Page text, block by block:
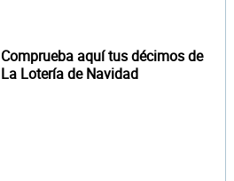
Comprueba aquí tus décimos de
La Lotería de Navidad